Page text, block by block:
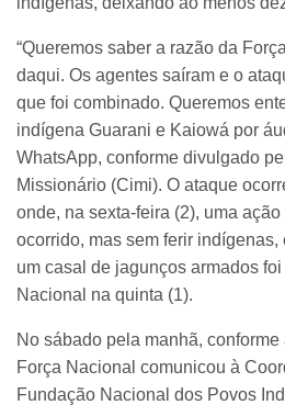
“Queremos saber a razão da
daqui. Os agentes saíram e o
que foi combinado. Queremos
indígena Guarani e Kaiowá por
WhatsApp, conforme divulgado
Missionário (Cimi). O ataque
onde, na sexta-feira (2), uma
ocorrido, mas sem ferir
um casal de jagunços armados
Nacional na quinta (1).
No sábado pela manhã,
Força Nacional comunicou à
Fundação Nacional dos Povos